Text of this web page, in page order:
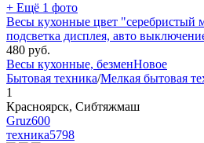
+ Ещё 1 фото
Весы кухонные цвет "серебристый
подсветка дисплея, авто
480 руб.
Весы кухонные, безменНовое
Бытовая техника/Мелкая бытовая
1
Красноярск, Сибтяжмаш
Gruz600
техника5798